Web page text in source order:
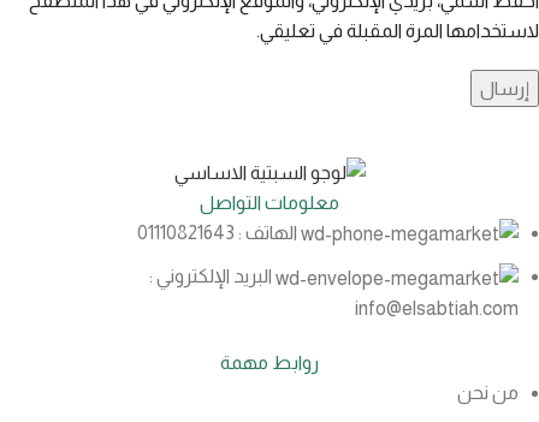
لاستخدامها المرة المقبلة في تعليقي.
معلومات التواصل
الهاتف : 01110821643
البريد الإلكتروني :
info@elsabtiah.com
روابط مهمة
من نحن